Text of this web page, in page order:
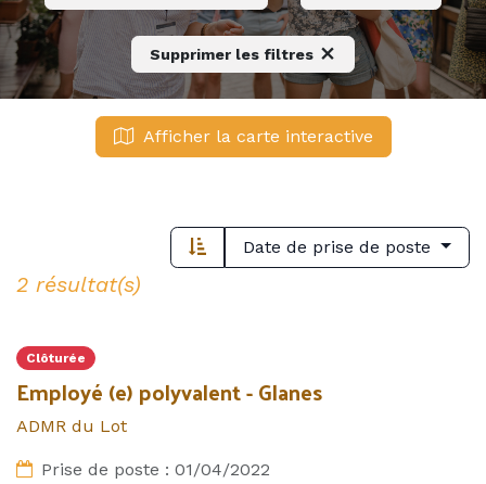
Supprimer les filtres
Afficher la carte interactive
Date de prise de poste
2 résultat(s)
Clôturée
Employé (e) polyvalent - Glanes
ADMR du Lot
Prise de poste : 01/04/2022